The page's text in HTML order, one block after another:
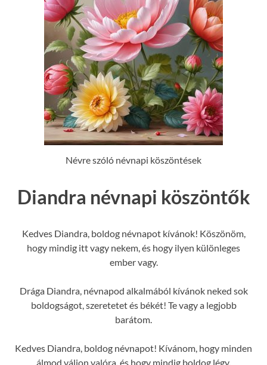
Névre szóló névnapi köszöntések
Diandra névnapi köszöntők
Kedves Diandra, boldog névnapot kívánok! Köszönöm,
hogy mindig itt vagy nekem, és hogy ilyen különleges
ember vagy.
Drága Diandra, névnapod alkalmából kívánok neked sok
boldogságot, szeretetet és békét! Te vagy a legjobb
barátom.
Kedves Diandra, boldog névnapot! Kívánom, hogy minden
álmod váljon valóra, és hogy mindig boldog légy.